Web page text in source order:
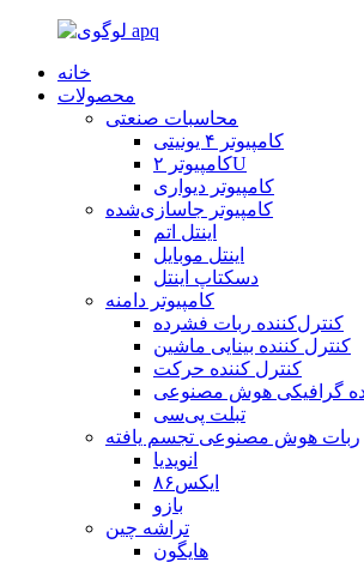
خانه
محصولات
محاسبات صنعتی
کامپیوتر ۴ یونیتی
کامپیوتر ۲U
کامپیوتر دیواری
کامپیوتر جاسازی‌شده
اینتل اتم
اینتل موبایل
دسکتاپ اینتل
کامپیوتر دامنه
کنترل‌کننده ربات فشرده
کنترل کننده بینایی ماشین
کنترل کننده حرکت
گرافیکی هوش مصنوعی
تبلت پی‌سی
ربات هوش مصنوعی تجسم یافته
انویدیا
ایکس۸۶
بازو
تراشه چین
هایگون